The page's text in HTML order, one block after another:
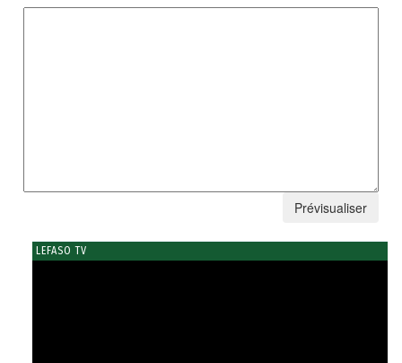
LEFASO TV